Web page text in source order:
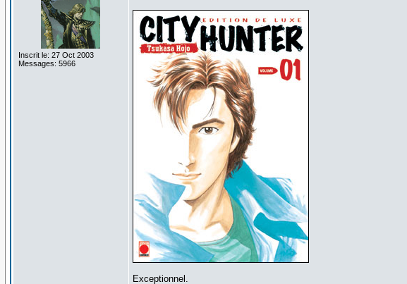
Inscrit le: 27 Oct 2003
Messages: 5966
Exceptionnel.